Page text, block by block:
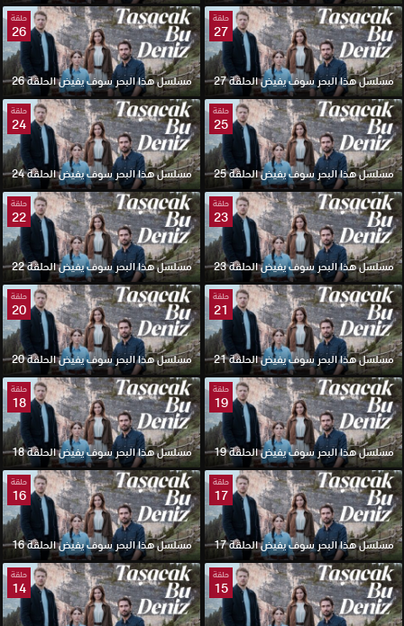
حلقة
27
مسلسل هذا البحر سوف يفيض الحلقة 27
حلقة
26
مسلسل هذا البحر سوف يفيض الحلقة 26
حلقة
25
مسلسل هذا البحر سوف يفيض الحلقة 25
حلقة
24
مسلسل هذا البحر سوف يفيض الحلقة 24
حلقة
23
مسلسل هذا البحر سوف يفيض الحلقة 23
حلقة
22
مسلسل هذا البحر سوف يفيض الحلقة 22
حلقة
21
مسلسل هذا البحر سوف يفيض الحلقة 21
حلقة
20
مسلسل هذا البحر سوف يفيض الحلقة 20
حلقة
19
مسلسل هذا البحر سوف يفيض الحلقة 19
حلقة
18
مسلسل هذا البحر سوف يفيض الحلقة 18
حلقة
17
مسلسل هذا البحر سوف يفيض الحلقة 17
حلقة
16
مسلسل هذا البحر سوف يفيض الحلقة 16
حلقة
15
حلقة
14